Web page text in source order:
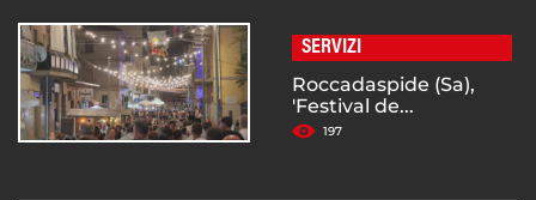
SERVIZI
Roccadaspide (Sa),
'Festival de...
197